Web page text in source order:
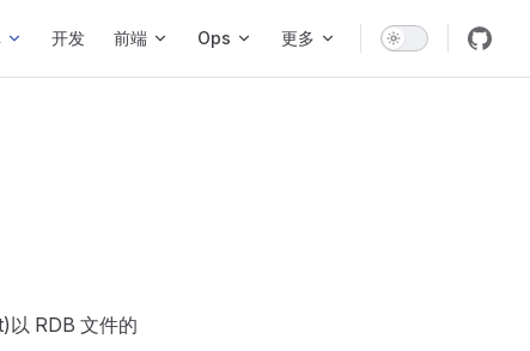
开发 前端 Ops 更多
以 RDB 文件的